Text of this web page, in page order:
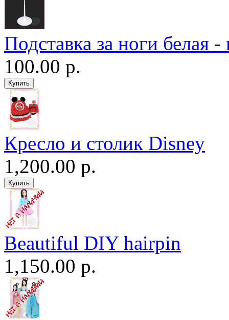
Подставка за ноги белая
100.00 р.
Кресло и столик Disney
1,200.00 р.
Beautiful DIY hairpin
1,150.00 р.